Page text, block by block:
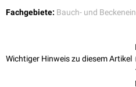
Fachgebiete: Bauch- und
Wichtiger Hinweis zu diesem Artikel